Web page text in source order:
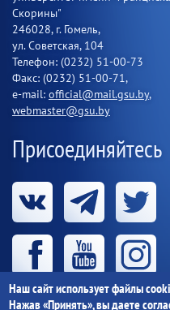
Скорины"
246028, г. Гомель,
ул. Советская, 104
Телефон: (0232) 51-00-73
Факс: (0232) 51-00-71,
e-mail: official@mail.gsu.by,
webmaster@gsu.by
Присоединяйтесь
Наш сайт использует файлы
Нажав «Принять», вы даете